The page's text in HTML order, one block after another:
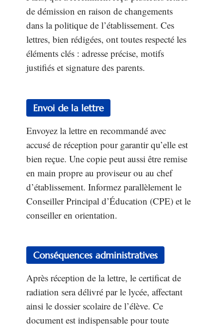
de démission en raison de changements
dans la politique de l’établissement. Ces
lettres, bien rédigées, ont toutes respecté les
éléments clés : adresse précise, motifs
justifiés et signature des parents.
Envoi de la lettre
Envoyez la lettre en recommandé avec
accusé de réception pour garantir qu’elle est
bien reçue. Une copie peut aussi être remise
en main propre au proviseur ou au chef
d’établissement. Informez parallèlement le
Conseiller Principal d’Éducation (CPE) et le
conseiller en orientation.
Conséquences administratives
Après réception de la lettre, le certificat de
radiation sera délivré par le lycée, affectant
ainsi le dossier scolaire de l’élève. Ce
document est indispensable pour toute